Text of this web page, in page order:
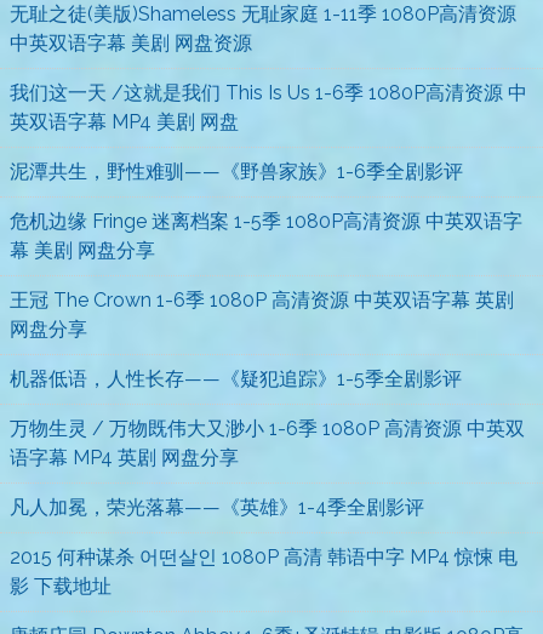
无耻之徒(美版)Shameless 无耻家庭 1-11季 1080P高清资源
中英双语字幕 美剧 网盘资源
我们这一天 /这就是我们 This Is Us 1-6季 1080P高清资源 中
英双语字幕 MP4 美剧 网盘
泥潭共生，野性难驯——《野兽家族》1-6季全剧影评
危机边缘 Fringe 迷离档案 1-5季 1080P高清资源 中英双语字
幕 美剧 网盘分享
王冠 The Crown 1-6季 1080P 高清资源 中英双语字幕 英剧
网盘分享
机器低语，人性长存——《疑犯追踪》1-5季全剧影评
万物生灵 / 万物既伟大又渺小 1-6季 1080P 高清资源 中英双
语字幕 MP4 英剧 网盘分享
凡人加冕，荣光落幕——《英雄》1-4季全剧影评
2015 何种谋杀 어떤살인 1080P 高清 韩语中字 MP4 惊悚 电
影 下载地址